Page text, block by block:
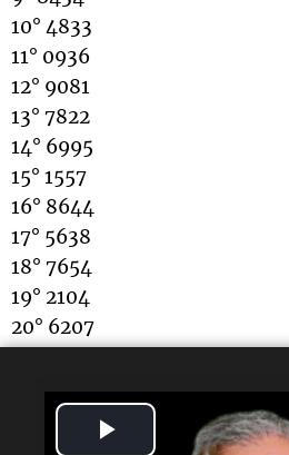
10° 4833
11° 0936
12° 9081
13° 7822
14° 6995
15° 1557
16° 8644
17° 5638
18° 7654
19° 2104
20° 6207
Lectura rápida